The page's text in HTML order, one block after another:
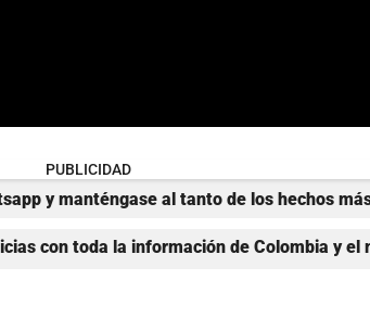
PUBLICIDAD
y manténgase al tanto de los hechos
con toda la información de Colombia y el